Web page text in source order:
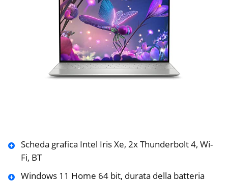
Scheda grafica Intel Iris Xe, 2x Thunderbolt 4, Wi-
Fi, BT
Windows 11 Home 64 bit, durata della batteria